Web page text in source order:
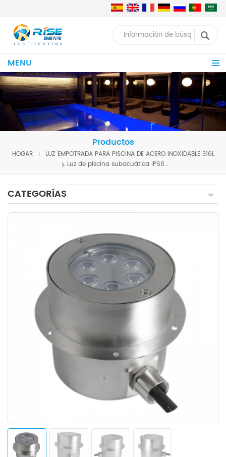
MENU
Productos
HOGAR
LUZ EMPOTRADA PARA PISCINA DE ACERO INOXIDABLE 316L
Luz de piscina subacuática IP68 24W RGBW DMX512
CATEGORÍAS